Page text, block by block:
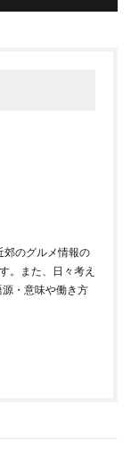
郊のグルメ情報の
。また、日々考え
・意味や働き方